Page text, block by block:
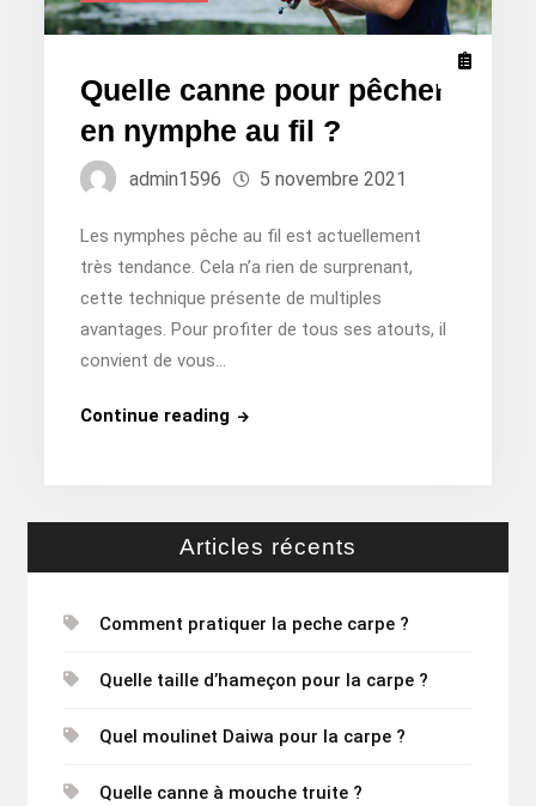
Quelle canne pour pêcher
en nymphe au fil ?
admin1596 5 novembre 2021
Les nymphes pêche au fil est actuellement
très tendance. Cela n’a rien de surprenant,
cette technique présente de multiples
avantages. Pour profiter de tous ses atouts, il
convient de vous…
Continue readingQuelle
en
nymphe
fil
Articles récents
Comment pratiquer la peche carpe ?
Quelle taille d’hameçon pour la carpe ?
Quel moulinet Daiwa pour la carpe ?
Quelle canne à mouche truite ?